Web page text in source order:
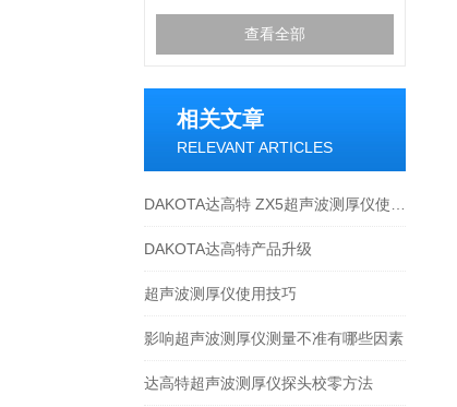
查看全部
相关文章
RELEVANT ARTICLES
DAKOTA达高特产品升级
超声波测厚仪使用技巧
影响超声波测厚仪测量不准有哪些因素
达高特超声波测厚仪探头校零方法